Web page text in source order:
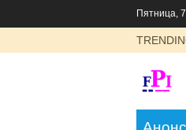
Пятница,
LADA Largus: универсальный